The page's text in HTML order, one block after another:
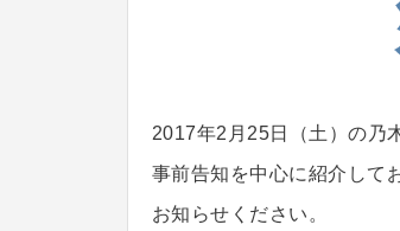
2017年2月25日（土）の乃
事前告知を中心に紹介して
お知らせください。